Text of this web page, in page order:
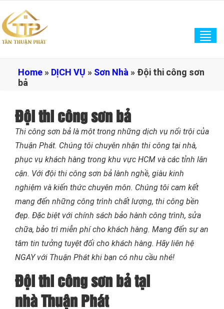
Home » DỊCH VỤ » Sơn Nhà » Đội thi công sơn
bả
Đội thi công sơn bả
Thi công sơn bả là một trong những dịch vụ nổi trội của
Thuận Phát. Chúng tôi chuyên nhận thi công tại nhà,
phục vụ khách hàng trong khu vực HCM và các tỉnh lân
cận. Với đội thi công sơn bả lành nghề, giàu kinh
nghiệm và kiến thức chuyên môn. Chúng tôi cam kết
mang đến những công trình chất lượng, thi công bền
đẹp. Đặc biệt với chính sách bảo hành công trình, sửa
chữa, bảo trì miễn phí cho khách hàng. Mang đến sự an
tâm tin tưởng tuyệt đối cho khách hàng. Hãy liên hệ
NGAY với Thuận Phát khi bạn có nhu cầu nhé!
Đội thi công sơn bả tại
nhà Thuận Phát